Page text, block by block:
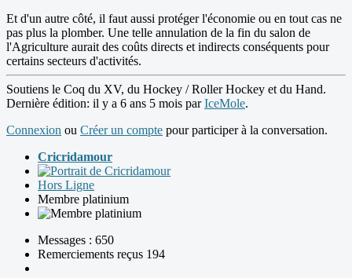
Et d'un autre côté, il faut aussi protéger l'économie ou en tout cas ne
pas plus la plomber. Une telle annulation de la fin du salon de
l'Agriculture aurait des coûts directs et indirects conséquents pour
certains secteurs d'activités.
Soutiens le Coq du XV, du Hockey / Roller Hockey et du Hand.
Dernière édition: il y a 6 ans 5 mois parIceMole.
Connexion ou Créer un compte pour participer à la conversation.
Cricridamour
Hors Ligne
Membre platinium
Messages : 650
Remerciements reçus 194